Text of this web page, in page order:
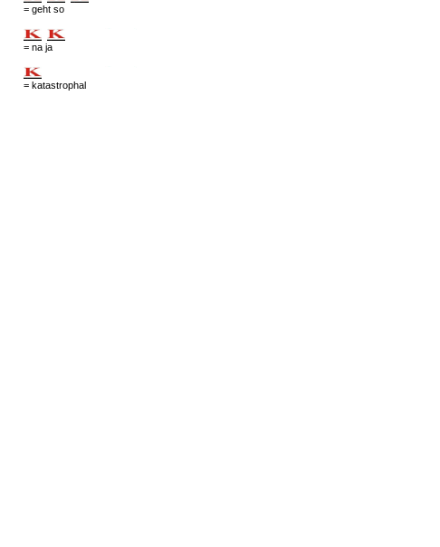
= geht so
= na ja
= katastrophal